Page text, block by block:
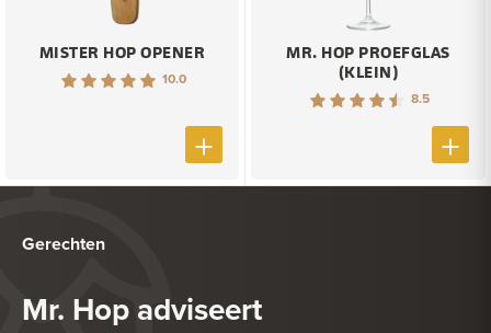
MISTER HOP OPENER
10.0
MR. HOP PROEFGLAS
(KLEIN)
8.5
Gerechten
Mr. Hop adviseert